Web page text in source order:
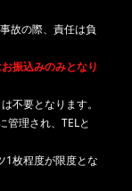
故の際、責任は負
振込みのみとなり
不要となります。
管理され、TELと
1枚程度が限度とな